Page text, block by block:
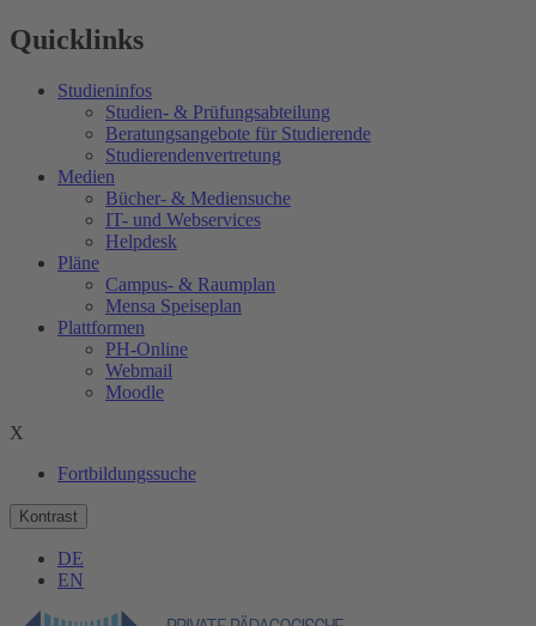
Quicklinks
Studieninfos
Studien- & Prüfungsabteilung
Beratungsangebote für Studierende
Studierendenvertretung
Medien
Bücher- & Mediensuche
IT- und Webservices
Helpdesk
Pläne
Campus- & Raumplan
Mensa Speiseplan
Plattformen
PH-Online
Webmail
Moodle
X
Fortbildungssuche
Kontrast
DE
EN